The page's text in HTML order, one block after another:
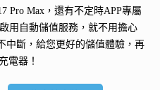
Pro Max ，還有不定時APP專屬
啟用自動儲值服務 ，就不用擔心
中斷，給您更好的儲值體驗，再
電器 ！